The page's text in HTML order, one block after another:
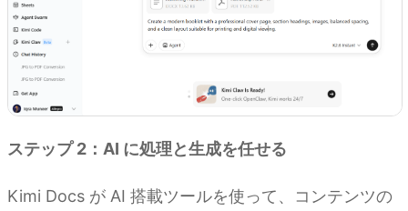
ステップ 2：AI に処理と生成を任せる
Kimi Docs が AI 搭載ツールを使って、コンテンツの